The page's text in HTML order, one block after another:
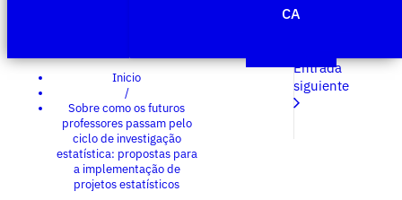
CA
Inicio
/
Sobre como os futuros
professores passam pelo
ciclo de investigação
estatística: propostas para
a implementação de
projetos estatísticos
Entrada
siguiente